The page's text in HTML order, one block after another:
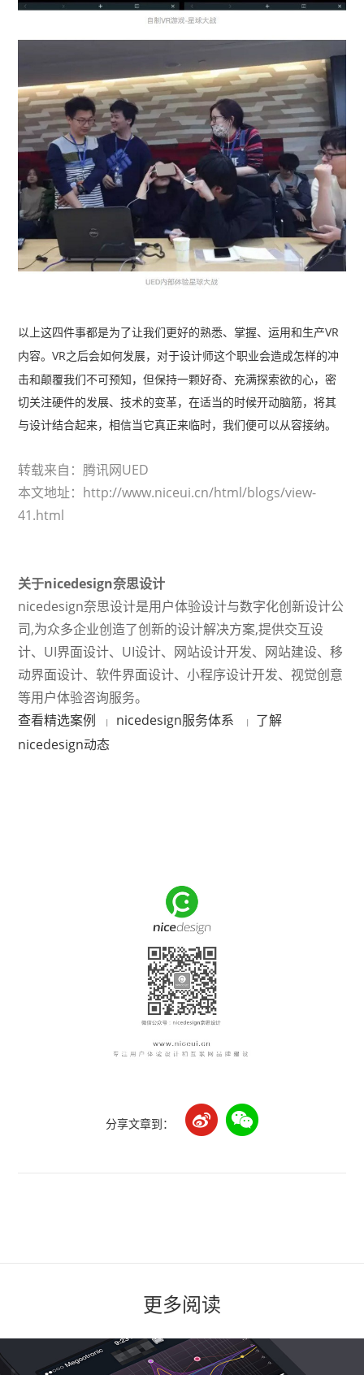
以上这四件事都是为了让我们更好的熟悉、掌握、运用和生产VR
内容。VR之后会如何发展，对于设计师这个职业会造成怎样的冲
击和颠覆我们不可预知，但保持一颗好奇、充满探索欲的心，密
切关注硬件的发展、技术的变革，在适当的时候开动脑筋，将其
与设计结合起来，相信当它真正来临时，我们便可以从容接纳。
转载来自：腾讯网UED
本文地址：http://www.niceui.cn/html/blogs/view-
41.html
关于nicedesign奈思设计
nicedesign奈思设计是用户体验设计与数字化创新设计公
司,为众多企业创造了创新的设计解决方案,提供交互设
计、UI界面设计、UI设计、网站设计开发、网站建设、移
动界面设计、软件界面设计、小程序设计开发、视觉创意
等用户体验咨询服务。
查看精选案例
| nicedesign服务体系 |
了解
nicedesign动态
分享文章到：
更多阅读